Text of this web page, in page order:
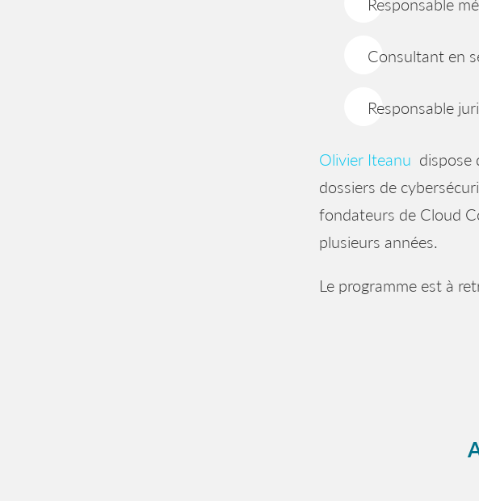
Responsable
Consultant en
Responsable
Olivier Iteanu dispose
dossiers de
fondateurs de Cloud
plusieurs années.
Le programme est à